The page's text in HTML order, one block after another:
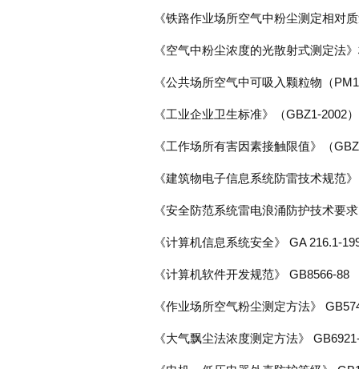
《铁路作业场所空气中粉尘测定相对
《空气中粉尘浓度的光散射式测定法
《公共场所空气中可吸入颗粒物（
《工业企业卫生标准》（GBZ1-2002）
《工作场所有害因素接触限值》（
《建筑物电子信息系统防雷技术规范
《安全防范系统雷电浪涌防护技术要
《计算机信息系统安全》 GA 216.1-
《计算机软件开发规范》 GB8566-88
《作业场所空气粉尘测定方法》
《大气飘尘法浓度测定方法》